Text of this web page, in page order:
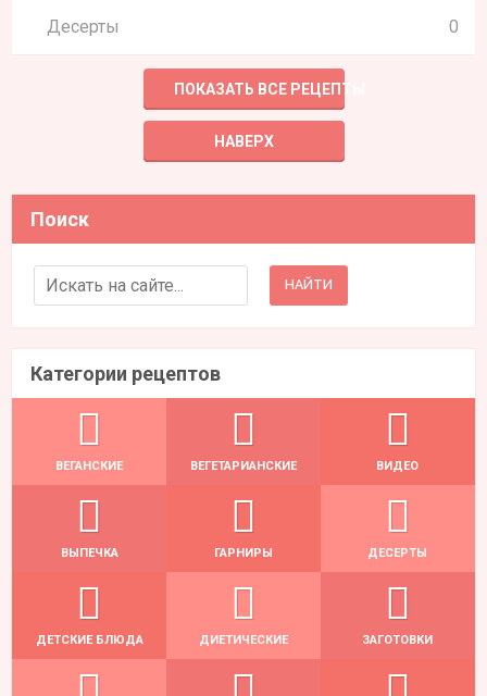
Десерты 0
ПОКАЗАТЬ ВСЕ РЕЦЕПТЫ
НАВЕРХ
Поиск
Search for:
Категории рецептов
ВЕГАНСКИЕ ВЕГЕТАРИАНСКИЕ ВИДЕО
ВЫПЕЧКА ГАРНИРЫ ДЕСЕРТЫ
ДЕТСКИЕ БЛЮДА ДИЕТИЧЕСКИЕ ЗАГОТОВКИ